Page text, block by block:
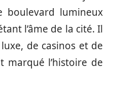
boulevard lumineux
l’âme de la cité. Il
de casinos et de
marqué l’histoire de